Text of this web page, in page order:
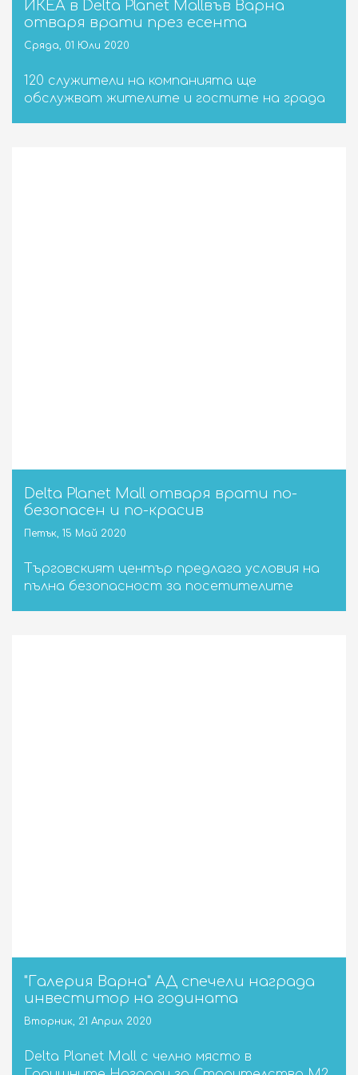
ИКЕА в Delta Planet Mallвъв Варна
отваря врати през есента
Сряда, 01 Юли 2020
120 служители на компанията ще
обслужват жителите и гостите на града
Delta Planet Mall отваря врати по-
безопасен и по-красив
Петък, 15 Май 2020
Търговският център предлага условия на
пълна безопасност за посетителите
"Галерия Варна" АД спечели награда
инвеститор на годината
Вторник, 21 Април 2020
Delta Planet Mall с челно място в